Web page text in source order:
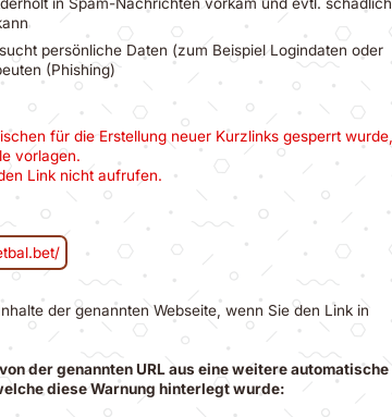
persönliche Daten (zum Beispiel Logindaten oder
(Phishing)
für die Erstellung neuer Kurzlinks gesperrt wurde,
vorlagen.
Link nicht aufrufen.
der genannten Webseite, wenn Sie den Link in
der genannten URL aus eine weitere automatische
diese Warnung hinterlegt wurde: